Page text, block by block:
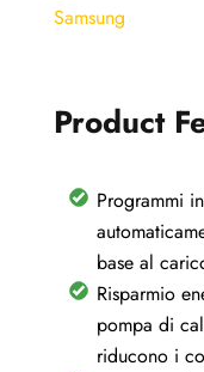
quantity
Samsung
Product
Programmi
base al
Risparmio
pompa di
riducono i